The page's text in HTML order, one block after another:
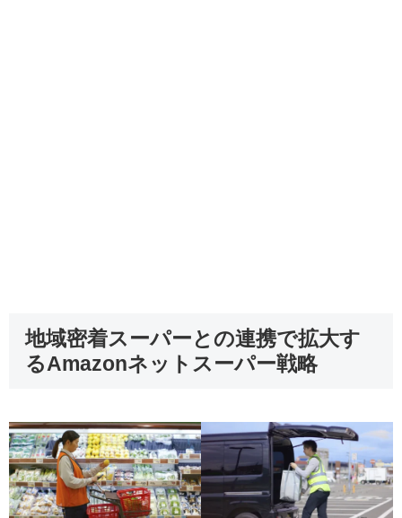
地域密着スーパーとの連携で拡大す
るAmazonネットスーパー戦略